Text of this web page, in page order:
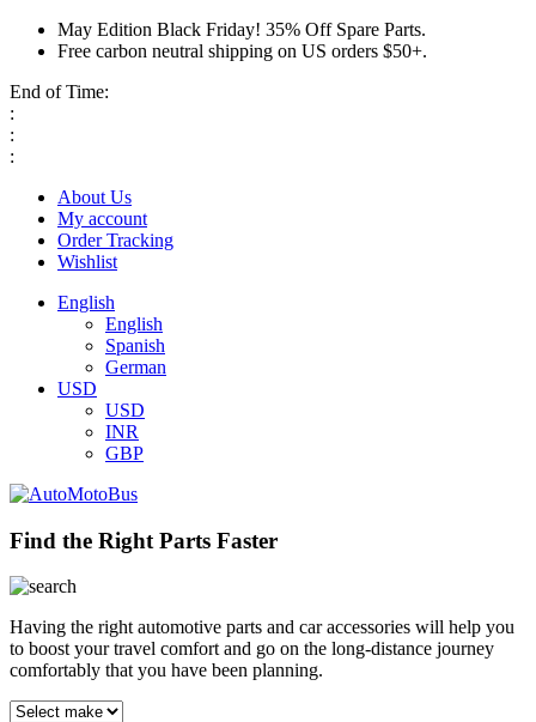
May Edition Black Friday! 35% Off Spare Parts.
Free carbon neutral shipping on US orders $50+.
End of Time:
:
:
:
About Us
My account
Order Tracking
Wishlist
English
English
Spanish
German
USD
USD
INR
GBP
Find the Right Parts Faster
Having the right automotive parts and car accessories will help you
to boost your travel comfort and go on the long-distance journey
comfortably that you have been planning.